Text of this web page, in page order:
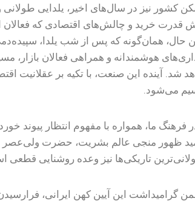
کشور نیز در سال‌های اخیر، یلدایی طولانی
قدرت خرید و چالش‌های اقتصادی که فعالان
حال، همان‌گونه که پس از شب یلدا،
هوشمندانه و همراهی فعالان بازار،
شد. آینده این صنعت، با تکیه بر عقلانیت
می‌شود.
فرهنگ ما، همواره با مفهوم انتظار پیوند
ظهور منجی عالم بشریت، حضرت ولی‌عصر
تاریکی‌ها نیز وعده روشنایی قطعی
گرامیداشت این آیین کهن ایرانی،